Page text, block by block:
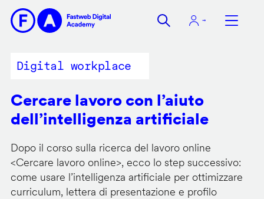
contenuto
Digital workplace
Cercare lavoro con l’aiuto
dell’intelligenza artificiale
Dopo il corso sulla ricerca del lavoro online
<Cercare lavoro online>, ecco lo step successivo:
come usare l’intelligenza artificiale per ottimizzare
curriculum, lettera di presentazione e profilo